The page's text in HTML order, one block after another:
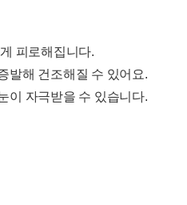
피로해집니다.
발해 건조해질 수 있어요.
이 자극받을 수 있습니다.